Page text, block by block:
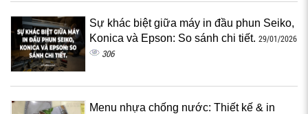
Sự khác biệt giữa máy in đầu phun Seiko,
Konica và Epson: So sánh chi tiết. 29/01/2026
306
Menu nhựa chống nước: Thiết kế & in